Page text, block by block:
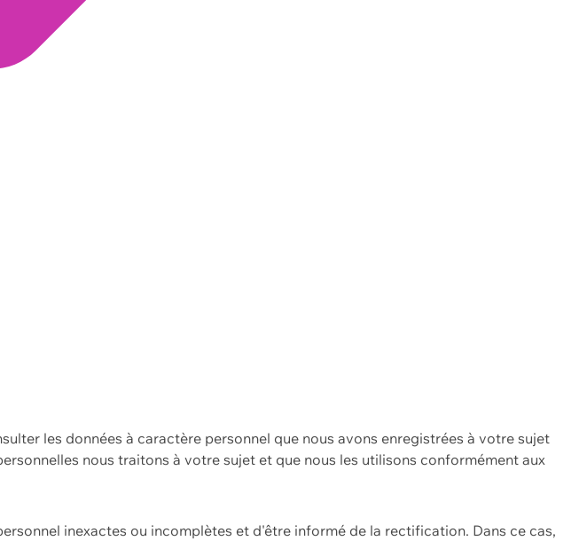
les données à caractère personnel que nous avons enregistrées à votre sujet
nous traitons à votre sujet et que nous les utilisons conformément aux
inexactes ou incomplètes et d'être informé de la rectification. Dans ce cas,